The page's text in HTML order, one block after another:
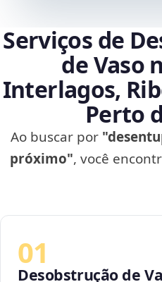
Serviços de
de Vaso
Interlagos,
Perto
Ao buscar por
próximo", você
01
Desobstrução de